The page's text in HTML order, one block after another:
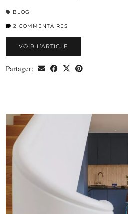
BLOG
2 COMMENTAIRES
VOIR L’ARTICLE
Partager: